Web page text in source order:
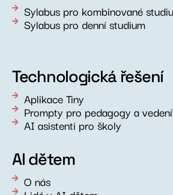
Sylabus pro kombinované
Sylabus pro denní studium
Technologická řešení
Aplikace Tiny
Prompty pro pedagogy a
AI asistenti pro školy
AI dětem
O nás